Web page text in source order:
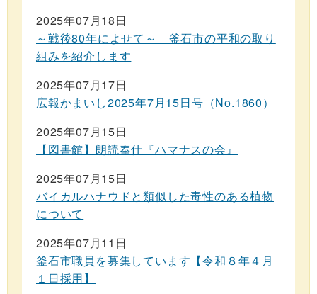
2025年07月18日
～戦後80年によせて～ 釜石市の平和の取り
組みを紹介します
2025年07月17日
広報かまいし2025年7月15日号（No.1860）
2025年07月15日
【図書館】朗読奉仕『ハマナスの会』
2025年07月15日
バイカルハナウドと類似した毒性のある植物
について
2025年07月11日
釜石市職員を募集しています【令和８年４月
１日採用】